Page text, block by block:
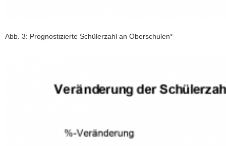
Abb. 3: Prognostizierte Schülerzahl an Oberschulen*